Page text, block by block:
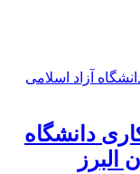
دانشگاه
البرز